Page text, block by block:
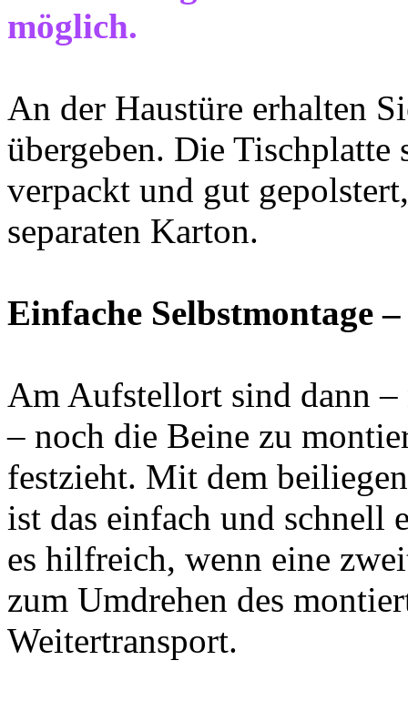
möglich.
An der Haustüre erhalten
übergeben. Die
verpackt und gut
separaten Karton.
Einfache Selbstmontage
Am Aufstellort sind dann
– noch die Beine zu
festzieht. Mit dem
ist das einfach und schnell
es hilfreich, wenn eine
zum Umdrehen des
Weitertransport.